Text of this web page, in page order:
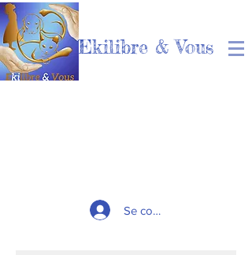
Ekilibre & Vous
Se connecter